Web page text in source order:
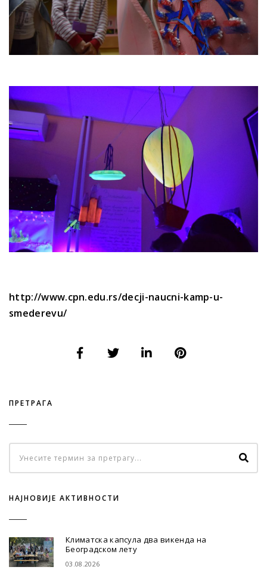
http://www.cpn.edu.rs/decji-naucni-kamp-u-
smederevu/
ПРЕТРАГА
НАЈНОВИЈЕ АКТИВНОСТИ
Климатска капсула два викенда на
Београдском лету
03.08.2026